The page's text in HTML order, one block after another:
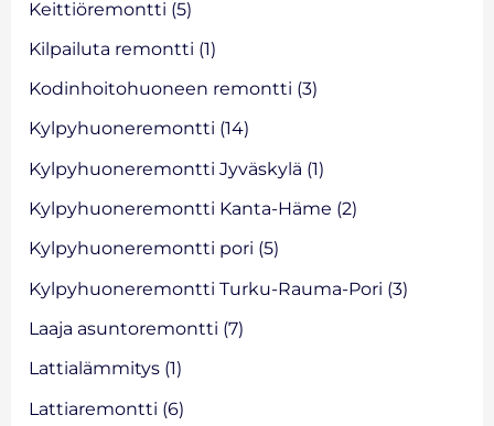
Keittiöremontti (5)
Kilpailuta remontti (1)
Kodinhoitohuoneen remontti (3)
Kylpyhuoneremontti (14)
Kylpyhuoneremontti Jyväskylä (1)
Kylpyhuoneremontti Kanta-Häme (2)
Kylpyhuoneremontti pori (5)
Kylpyhuoneremontti Turku-Rauma-Pori (3)
Laaja asuntoremontti (7)
Lattialämmitys (1)
Lattiaremontti (6)